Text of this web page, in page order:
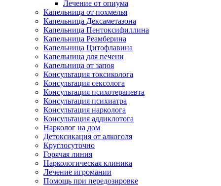
Лечение от опиума
Капельница от похмелья
Капельница Дексаметазона
Капельница Пентоксифиллина
Капельница Реамберина
Капельница Цитофлавина
Капельница для печени
Капельница от запоя
Консультация токсиколога
Консультация сексолога
Консультация психотерапевта
Консультация психиатра
Консультация нарколога
Консультация аддиклотога
Нарколог на дом
Детоксикация от алкоголя
Круглосуточно
Горячая линия
Наркологическая клиника
Лечение игромании
Помощь при передозировке